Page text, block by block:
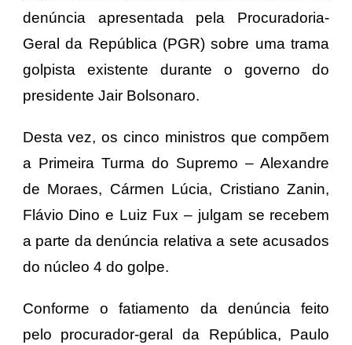
denúncia apresentada pela Procuradoria-
Geral da República (PGR) sobre uma trama
golpista existente durante o governo do
presidente Jair Bolsonaro.
Desta vez, os cinco ministros que compõem
a Primeira Turma do Supremo – Alexandre
de Moraes, Cármen Lúcia, Cristiano Zanin,
Flávio Dino e Luiz Fux – julgam se recebem
a parte da denúncia relativa a sete acusados
do núcleo 4 do golpe.
Conforme o fatiamento da denúncia feito
pelo procurador-geral da República, Paulo